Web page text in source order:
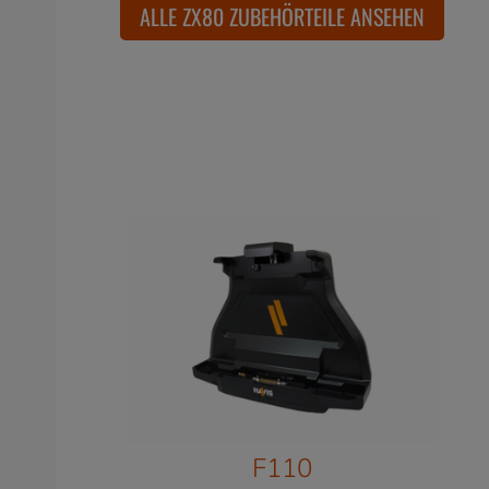
ALLE ZX80 ZUBEHÖRTEILE ANSEHEN
F110